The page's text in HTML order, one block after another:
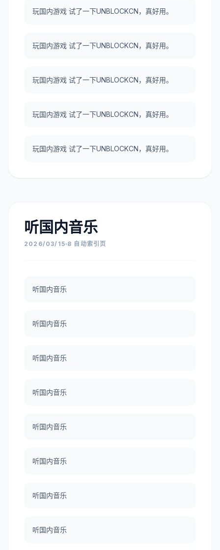
玩国内游戏 试了一下UNBLOCKCN，真好用。
玩国内游戏 试了一下UNBLOCKCN，真好用。
玩国内游戏 试了一下UNBLOCKCN，真好用。
玩国内游戏 试了一下UNBLOCKCN，真好用。
玩国内游戏 试了一下UNBLOCKCN，真好用。
听国内音乐
2026/03/15 8 自动索引页
听国内音乐
听国内音乐
听国内音乐
听国内音乐
听国内音乐
听国内音乐
听国内音乐
听国内音乐